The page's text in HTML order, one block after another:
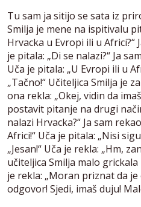
Tu sam ja sitijo se sata iz
Smilja je mene na ispitivalu
Hrvacka u Evropi ili u Africi?“
je pitala: „Di se nalazi?“ Ja
Uča je pitala: „U Evropi ili u
„Tačno!“ Učiteljica Smilja je
ona rekla: „Okej, vidin da
postavit pitanje na drugi
nalazi Hrvacka?“ Ja sam
Africi!“ Uča je pitala: „Nisi
„Jesan!“ Uča je rekla: „Hm,
učiteljica Smilja malo
je rekla: „Moran priznat da
odgovor! Sjedi, imaš duju!